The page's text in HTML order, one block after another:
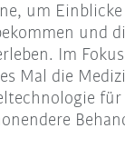
um
und
Im
Mal die
für